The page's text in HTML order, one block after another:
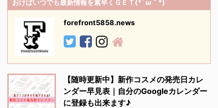
おけばいつでも最新情報を素早くＧＥＴ(*´ω｀*)
forefront5858.news
【随時更新中】新作コスメの発売日カレ
ンダー早見表｜自分のGoogleカレンダー
に登録も出来ます♪